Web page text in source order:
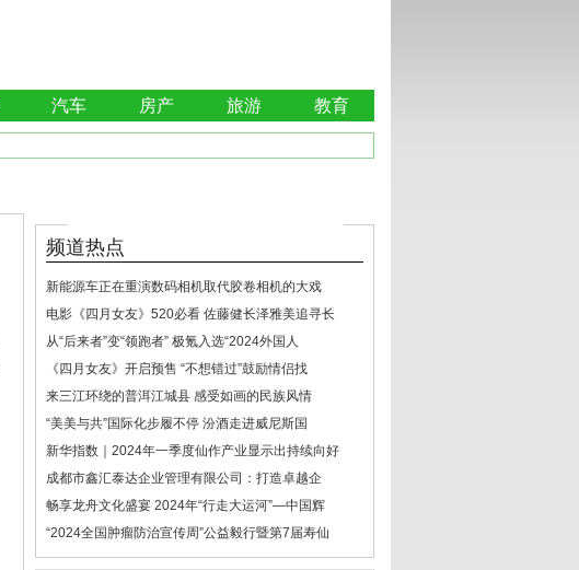
汽车 房产 旅游 教育
频道热点
新能源车正在重演数码相机取代胶卷相机的大戏
电影《四月女友》520必看 佐藤健长泽雅美追寻长
从“后来者”变“领跑者” 极氪入选“2024外国人
《四月女友》开启预售 “不想错过”鼓励情侣找
来三江环绕的普洱江城县 感受如画的民族风情
“美美与共”国际化步履不停 汾酒走进威尼斯国
新华指数｜2024年一季度仙作产业显示出持续向好
成都市鑫汇泰达企业管理有限公司：打造卓越企
畅享龙舟文化盛宴 2024年“行走大运河”—中国辉
“2024全国肿瘤防治宣传周”公益毅行暨第7届寿仙